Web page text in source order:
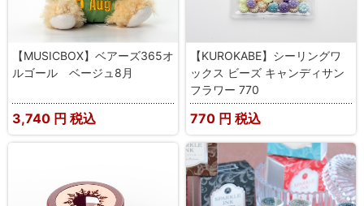
【MUSICBOX】ベアーズ365オ
ルゴール ベージュ8月
3,740 円 税込
【KUROKABE】シーリングワ
ックス ビーズ キャンディサン
フラワー 770
770 円 税込